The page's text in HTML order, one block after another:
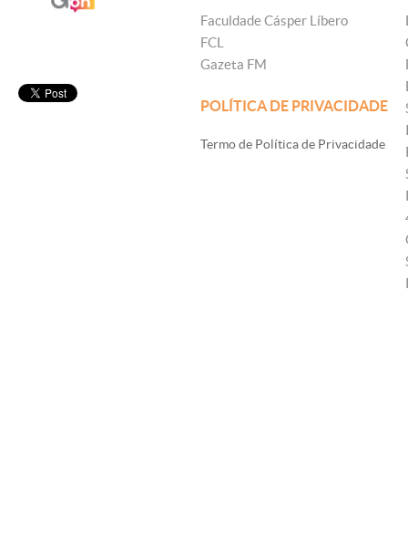
Faculdade Cásper Líbero
FCL
Gazeta FM
POLÍTICA DE PRIVACIDADE
Termo de Política de Privacidade